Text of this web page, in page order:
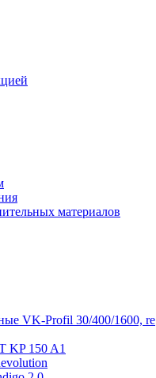
материалов
VK-Profil 30/400/1600, re
KP 150 A1